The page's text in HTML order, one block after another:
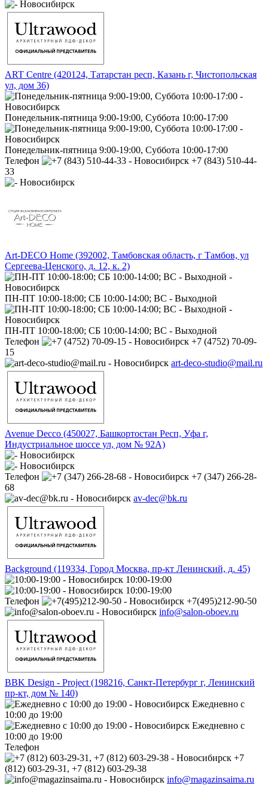
ART Centre (420124, Татарстан респ, Казань г, Чистопольская
ул, дом 36)
Понедельник-пятница 9:00-19:00, Суббота 10:00-17:00
Понедельник-пятница 9:00-19:00, Суббота 10:00-17:00
Телефон
+7 (843) 510-44-
33
Art-DECO Home (392002, Тамбовская область, г Тамбов, ул
Сергеева-Ценского, д. 12, к. 2)
ПН-ПТ 10:00-18:00; СБ 10:00-14:00; ВС - Выходной
ПН-ПТ 10:00-18:00; СБ 10:00-14:00; ВС - Выходной
Телефон
+7 (4752) 70-09-
15
art-deco-studio@mail.ru
Avenue Decco (450027, Башкортостан Респ, Уфа г,
Индустриальное шоссе ул, дом № 92А)
Телефон
+7 (347) 266-28-
68
av-dec@bk.ru
Background (119334, Город Москва, пр-кт Ленинский, д. 45)
10:00-19:00
10:00-19:00
Телефон
+7(495)212-90-50
info@salon-oboev.ru
BBK Design - Project (198216, Санкт-Петербург г, Ленинский
пр-кт, дом № 140)
Ежедневно с
10:00 до 19:00
Ежедневно с
10:00 до 19:00
Телефон
+7
(812) 603-29-31, +7 (812) 603-29-38
info@magazinsaima.ru